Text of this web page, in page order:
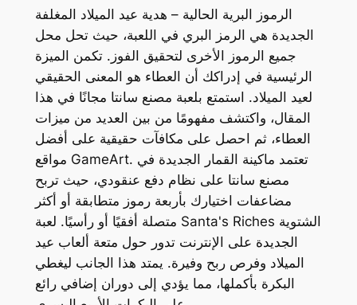
الرموز البرية الحالية – هدية عيد الميلاد المغلفة
الجديدة هي الرمز البري في اللعبة، حيث تحل محل
جميع الرموز الأخرى لتحقيق الفوز. تكمن الميزة
الرئيسية في إدراكك أن العطاء هو المعنى الحقيقي
لعيد الميلاد. استمتع بلعبة مصنع سانتا مجانًا في هذا
المقال، واكتشف مفهومًا من بين العديد من ميزات
العطاء، ثم احصل على مكافآت حقيقية على أفضل
مواقع GameArt. تعتمد ماكينة القمار الجديدة في
مصنع سانتا على نظام دفع عنقودي، حيث تربح
مضاعفات اختيارك بأربعة رموز متطابقة أو أكثر
متصلة أفقيًا أو رأسيًا. لعبة Santa's Riches الشتوية
الجديدة على الإنترنت تدور حول متعة ألعاب عيد
الميلاد وفرص ربح وفيرة. يمتد هذا الجانب ليغطي
البكرة بأكملها، مما يؤدي إلى دوران إضافي رائع